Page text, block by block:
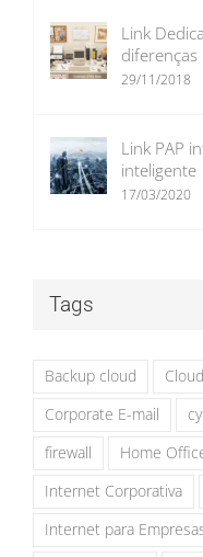
Link
diferenças
29/11/2018
Link PAP
inteligente
17/03/2020
Tags
Backup cloud Cloud
Corporate E-mail
firewall
Home
Internet Corporativa
Internet para